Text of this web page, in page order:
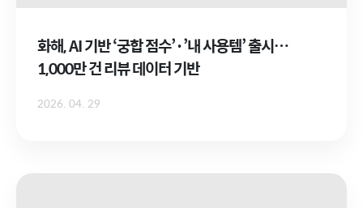
화해, AI 기반 ‘궁합 점수’·’내 사용템’ 출시…
1,000만 건 리뷰 데이터 기반
2026. 04. 29